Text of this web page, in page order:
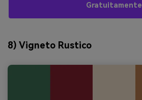
Gratuitamente
8) Vigneto Rustico